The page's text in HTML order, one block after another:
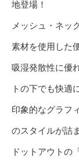
地登場！
メッシュ・ネッ
素材を使用した
吸湿発散性に優
トの下でも快適
印象的なグラフ
のスタイルが詰
ドットアウトの